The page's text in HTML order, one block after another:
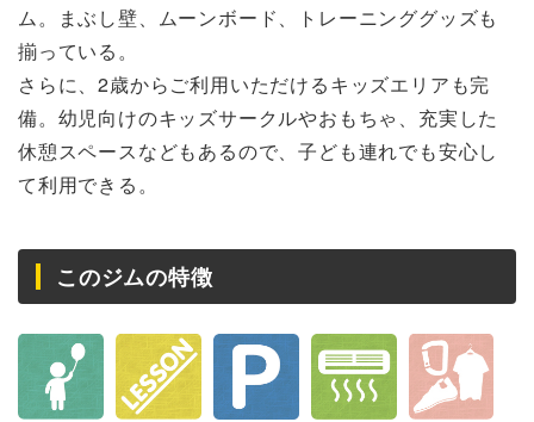
ム。まぶし壁、ムーンボード、トレーニンググッズも
揃っている。
さらに、2歳からご利用いただけるキッズエリアも完
備。幼児向けのキッズサークルやおもちゃ、充実した
休憩スペースなどもあるので、子ども連れでも安心し
て利用できる。
このジムの特徴